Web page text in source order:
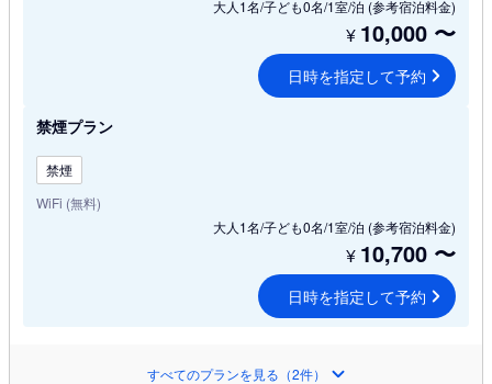
大人1名/子ども0名/1室/泊 (参考宿泊料金)
¥ 10,000 〜
日時を指定して予約
禁煙プラン
禁煙
WiFi (無料)
大人1名/子ども0名/1室/泊 (参考宿泊料金)
¥ 10,700 〜
日時を指定して予約
すべてのプランを見る（2件）